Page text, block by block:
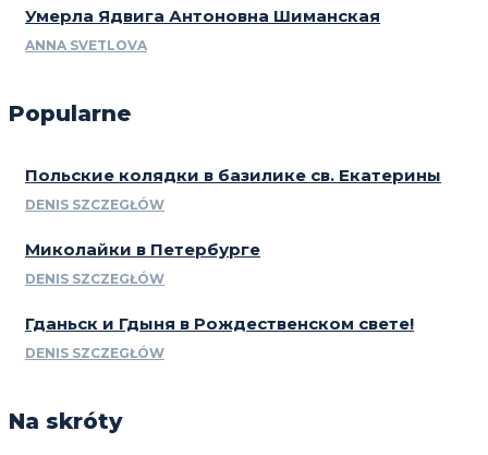
Умерла Ядвига Антоновна Шиманская
ANNA SVETLOVA
Popularne
Польские колядки в базилике св. Екатерины
DENIS SZCZEGŁÓW
Миколайки в Петербурге
DENIS SZCZEGŁÓW
Гданьск и Гдыня в Рождественском свете!
DENIS SZCZEGŁÓW
Na skróty